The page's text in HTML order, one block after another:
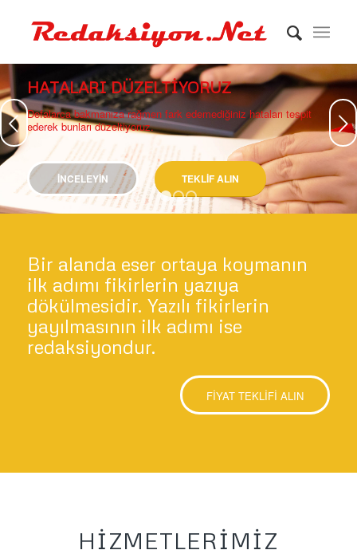
HATALARI DÜZELTIYORUZ
Defalarca bakmanıza rağmen fark edemediğiniz hataları tespit
ederek bunları düzeltiyoruz.
İNCELEYIN TEKLIF ALIN
Sonraki
1 2 3
Bir alanda eser ortaya koymanın
ilk adımı fikirlerin yazıya
dökülmesidir. Yazılı fikirlerin
yayılmasının ilk adımı ise
redaksiyondur.
FİYAT TEKLİFİ ALIN
HIZMETLERIMIZ